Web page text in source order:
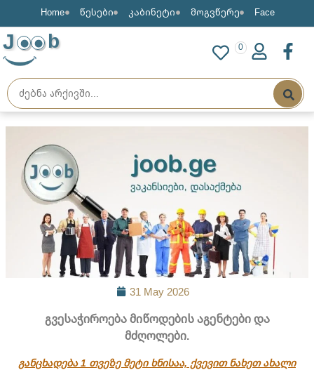
Home წესები კაბინეტი მოგვწერე Face
J b 0
31 May 2026
გვესაჭიროება მიწოდების აგენტები და
მძღოლები.
განცხადება 1 თვეზე მეტი ხნისაა, ქვევით ნახეთ ახალი